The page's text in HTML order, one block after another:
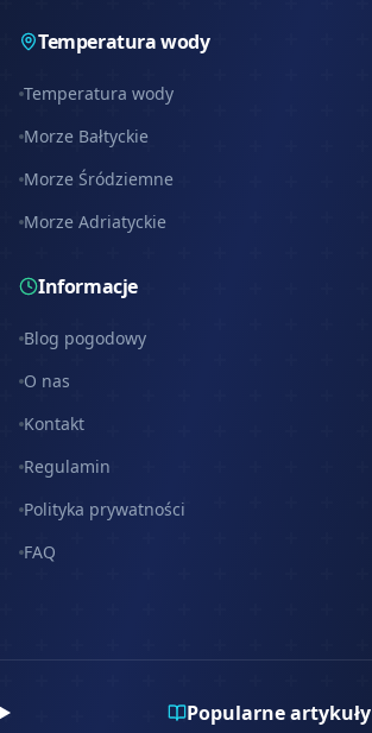
Temperatura wody
Temperatura wody
Morze Bałtyckie
Morze Śródziemne
Morze Adriatyckie
Informacje
Blog pogodowy
O nas
Kontakt
Regulamin
Polityka prywatności
FAQ
Popularne artykuły